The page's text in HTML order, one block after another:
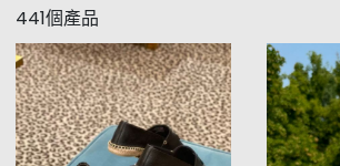
441個產品